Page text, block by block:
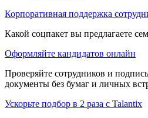
Корпоративная поддержка
Какой соцпакет вы предлагаете
Оформляйте кандидатов онлайн
Проверяйте сотрудников и
документы без бумаг и личных
Ускорьте подбор в 2 раза с Talantix